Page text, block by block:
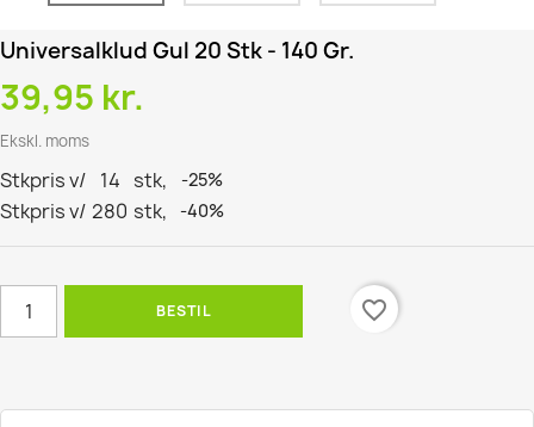
Universalklud Gul 20 Stk - 140 Gr.
39,95 kr.
Ekskl. moms
Stkpris v/ 14 stk, -25%
Stkpris v/ 280 stk, -40%
BESTIL favorite_border